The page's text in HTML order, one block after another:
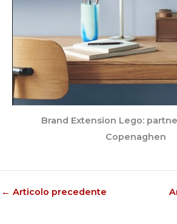
Brand Extension Lego:
Copenaghen
← Articolo precedente